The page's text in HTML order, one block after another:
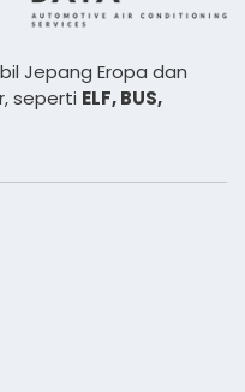
Jepang Eropa dan
seperti ELF, BUS,